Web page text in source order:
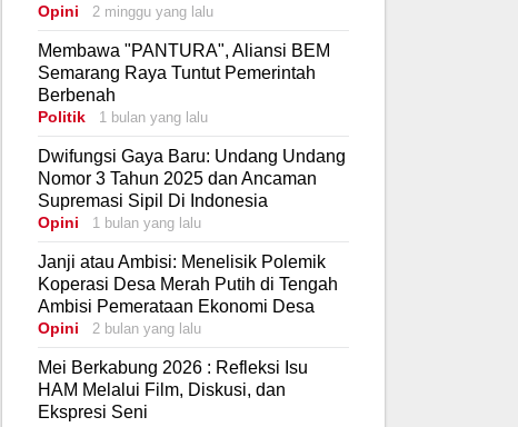
Opini 2 minggu yang lalu
Membawa "PANTURA", Aliansi BEM
Semarang Raya Tuntut Pemerintah
Berbenah
Politik 1 bulan yang lalu
Dwifungsi Gaya Baru: Undang Undang
Nomor 3 Tahun 2025 dan Ancaman
Supremasi Sipil Di Indonesia
Opini 1 bulan yang lalu
Janji atau Ambisi: Menelisik Polemik
Koperasi Desa Merah Putih di Tengah
Ambisi Pemerataan Ekonomi Desa
Opini 2 bulan yang lalu
Mei Berkabung 2026 : Refleksi Isu
HAM Melalui Film, Diskusi, dan
Ekspresi Seni